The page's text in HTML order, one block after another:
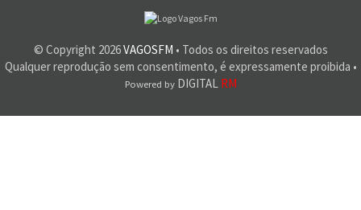
© Copyright 2026VAGOSFM • Todos os direitos reservados
Qualquer reprodução sem consentimento, é expressamente proibida •
Powered byDIGITAL RM